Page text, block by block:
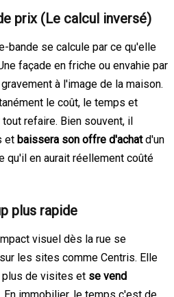
prix (Le calcul inversé)
bande se calcule par ce qu'elle
façade en friche ou envahie par
à l'image de la maison.
le coût, le temps et
refaire. Bien souvent, il
et baissera son offre d'achatd'un
qu'il en aurait réellement coûté
plus rapide
visuel dès la rue se
les sites comme Centris. Elle
plus de visites et se vend